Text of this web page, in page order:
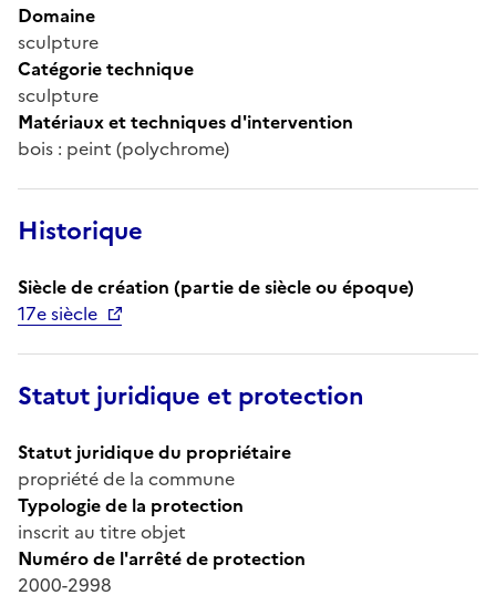
Domaine
sculpture
Catégorie technique
sculpture
Matériaux et techniques d'intervention
bois : peint (polychrome)
Historique
Siècle de création (partie de siècle ou époque)
17e siècle
Statut juridique et protection
Statut juridique du propriétaire
propriété de la commune
Typologie de la protection
inscrit au titre objet
Numéro de l'arrêté de protection
2000-2998